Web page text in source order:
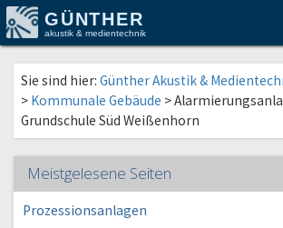
GÜNTHER
akustik & medientechnik
Sie sind hier: Günther Akustik &
> Kommunale Gebäude >
Grundschule Süd Weißenhorn
Meistgelesene Seiten
Prozessionsanlagen